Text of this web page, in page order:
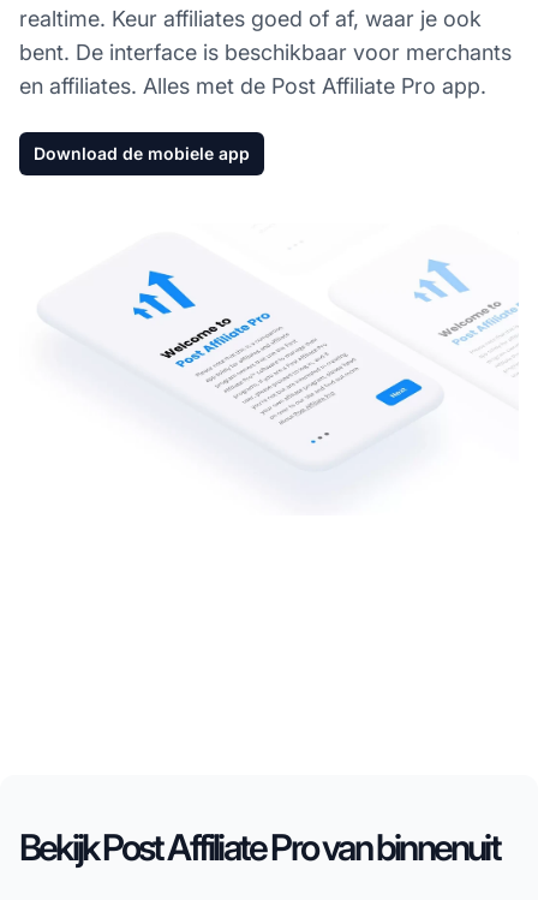
realtime. Keur affiliates goed of af, waar je ook
bent. De interface is beschikbaar voor merchants
en affiliates. Alles met de Post Affiliate Pro app.
Download de mobiele app
Bekijk Post Affiliate Pro van binnenuit